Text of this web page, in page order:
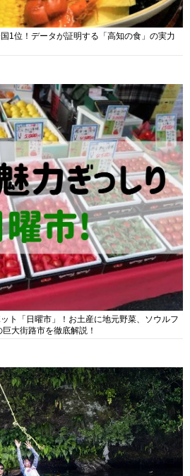
1位！データが証明する「高知の食」の実力
ト「日曜市」！お土産に地元野菜、ソウルフ
大街路市を徹底解説！